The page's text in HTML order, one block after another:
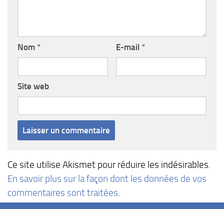
Nom * E-mail *
Site web
Ce site utilise Akismet pour réduire les indésirables.
En savoir plus sur la façon dont les données de vos
commentaires sont traitées.